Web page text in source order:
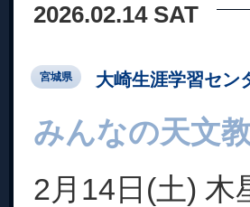
2026.02.14 SAT
宮城県 大崎生涯学習セン
みんなの天文
2月14日(土) 木